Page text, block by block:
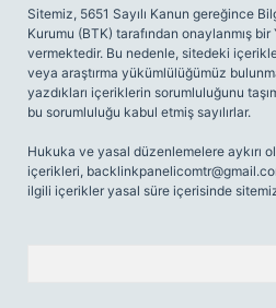
Sitemiz, 5651 Sayılı Kanun gereğince
Kurumu (BTK) tarafından onaylanmış
vermektedir. Bu nedenle, sitedeki
veya araştırma yükümlülüğümüz
yazdıkları içeriklerin sorumluluğunu
bu sorumluluğu kabul etmiş sayılırlar.
Hukuka ve yasal düzenlemelere aykırı
içerikleri,
ilgili içerikler yasal süre içerisinde